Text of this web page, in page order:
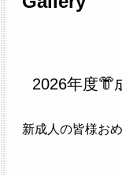
2026年度👘
新成人の皆様お